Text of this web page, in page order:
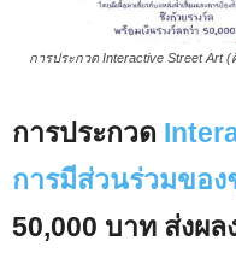
การประกวด Interactive Street Art
การประกวด
การมีส่วนร่วมขอ
50,000 บาท ส่งผ